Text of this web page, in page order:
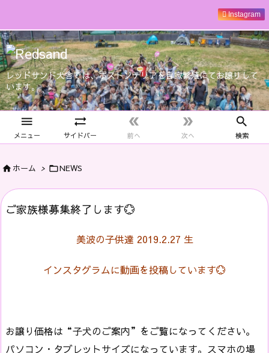
レッドサンド犬舎では、ボストンテリアを自家繁殖にてお譲りして
います。

メニュー

サイドバー

前へ

次へ

検索
Instagram
ホーム > NEWS
ご家族様募集終了します💮
美波の子供達 2019.2.27 生
インスタグラムに動画を投稿しています💮
お譲り価格は“子犬のご案内”をご覧になってください。
パソコン・タブレットサイズになっています。スマホの場